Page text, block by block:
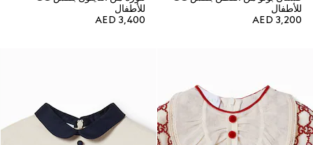
للأطفال
AED 3,200
للأطفال
AED 3,400